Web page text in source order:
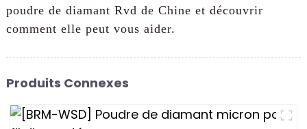
poudre de diamant Rvd de Chine et découvrir
comment elle peut vous aider.
Produits Connexes